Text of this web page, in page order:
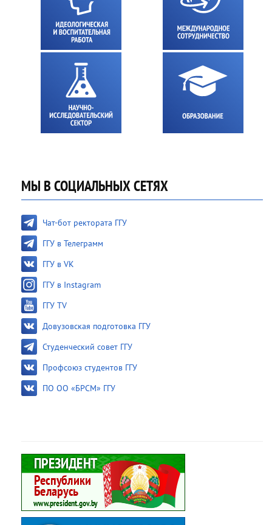
МЫ В СОЦИАЛЬНЫХ СЕТЯХ
Чат-бот ректората ГГУ
ГГУ в Телеграмм
ГГУ в VK
ГГУ в Instagram
ГГУ TV
Довузовская подготовка ГГУ
Студенческий совет ГГУ
Профсоюз студентов ГГУ
ПО ОО «БРСМ» ГГУ